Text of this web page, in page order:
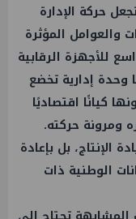
حركة الإدارة
والعوامل المؤثرة
للأجهزة الرقابية
وحدة إدارية تخضع
كيانًا اقتصاديًا
ومرونة حركته.
الإنتاج، بل بإعادة
الوطنية ذات